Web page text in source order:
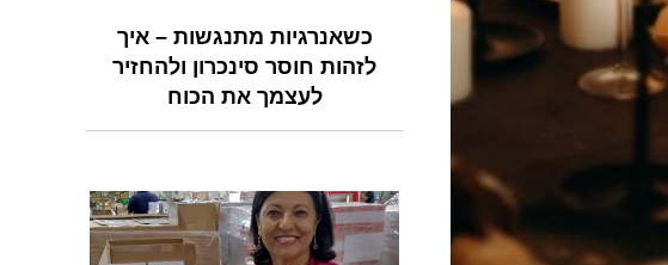
כשאנרגיות מתנגשות – איך
לזהות חוסר סינכרון ולהחזיר
לעצמך את הכוח